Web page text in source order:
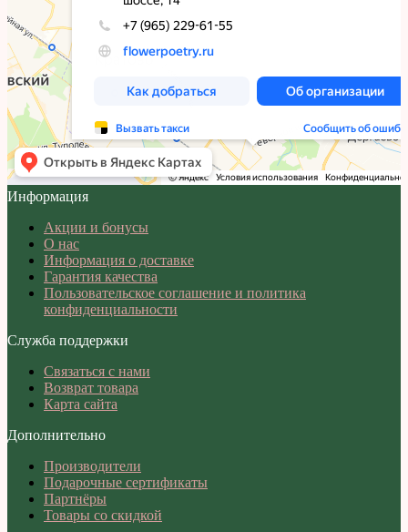
Информация
Акции и бонусы
О нас
Информация о доставке
Гарантия качества
Пользовательское соглашение и политика
конфиденциальности
Служба поддержки
Связаться с нами
Возврат товара
Карта сайта
Дополнительно
Производители
Подарочные сертификаты
Партнёры
Товары со скидкой